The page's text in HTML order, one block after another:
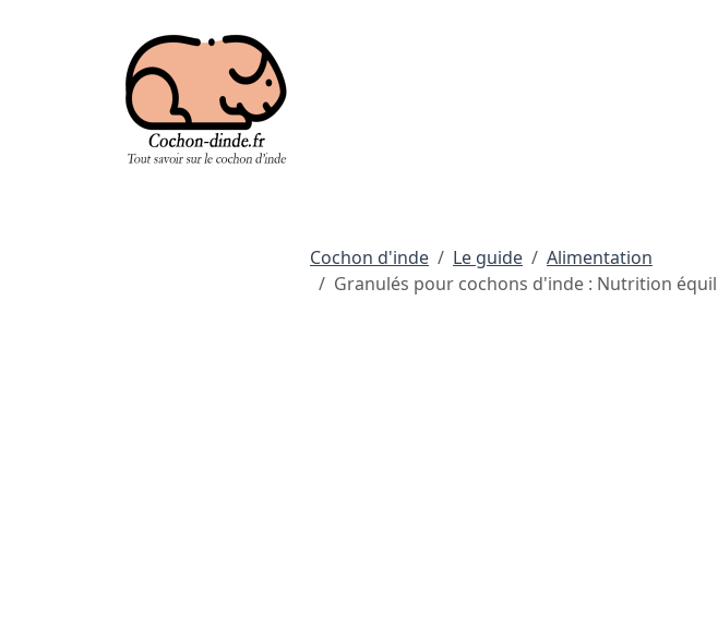
Cochon d'inde Le guide
Alimentation
Granulés pour cochons d'inde : Nutrition